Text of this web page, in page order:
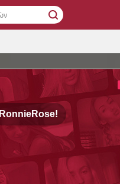
RonnieRose!